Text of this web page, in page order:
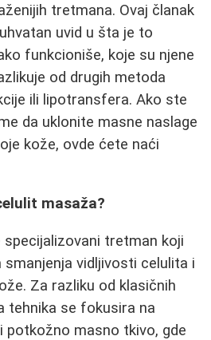
tretmana. Ovaj članak
uvid u šta je to
funkcioniše, koje su njene
od drugih metoda
ili lipotransfera. Ako ste
da uklonite masne naslage
kože, ovde ćete naći
masaža?
specijalizovani tretman koji
vidljivosti celulita i
Za razliku od klasičnih
tehnika se fokusira na
potkožno masno tkivo, gde